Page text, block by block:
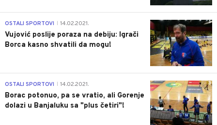
1
OSTALI SPORTOVI 14.02.2021.
Vujović poslije poraza na debiju: Igrači
Borca kasno shvatili da mogu!
3
OSTALI SPORTOVI 14.02.2021.
Borac potonuo, pa se vratio, ali Gorenje
dolazi u Banjaluku sa "plus četiri"!